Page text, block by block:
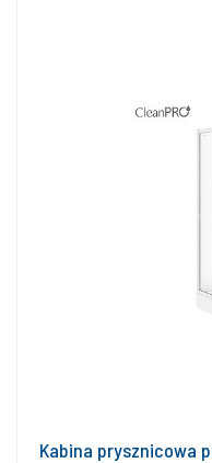
Kabina prysznicowa